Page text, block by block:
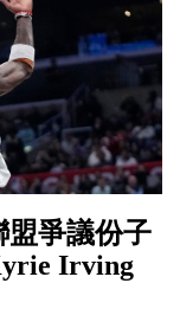
盟爭議份子
Irving